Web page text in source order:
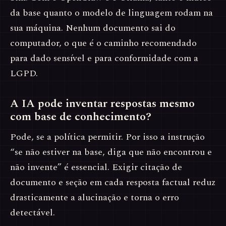
da base quanto o modelo de linguagem rodam na
sua máquina. Nenhum documento sai do
computador, o que é o caminho recomendado
para dado sensível e para conformidade com a
LGPD.
A IA pode inventar respostas mesmo
com base de conhecimento?
Pode, se a política permitir. Por isso a instrução
“se não estiver na base, diga que não encontrou e
não invente” é essencial. Exigir citação de
documento e seção em cada resposta factual reduz
drasticamente a alucinação e torna o erro
detectável.